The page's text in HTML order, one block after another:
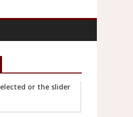
or the slider